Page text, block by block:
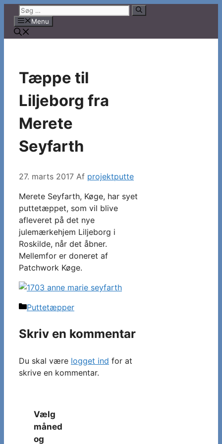
indhold
Søg
efter:Menu
Tæppe til
Liljeborg fra
Merete
Seyfarth
27. marts 2017 Af projektputte
Merete Seyfarth, Køge, har syet
puttetæppet, som vil blive
afleveret på det nye
julemærkehjem Liljeborg i
Roskilde, når det åbner.
Mellemfor er doneret af
Patchwork Køge.
Kategorier
Puttetæpper
Skriv en kommentar
Du skal være logget ind for at
skrive en kommentar.
Vælg
måned
og